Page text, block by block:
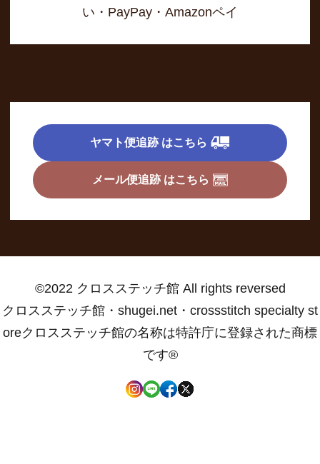
い・PayPay・Amazonペイ
ヤマト便追跡 はこちら
メール便追跡 はこちら
©2022 クロスステッチ館 All rights reversed
クロスステッチ館・shugei.net・crossstitch specialty st
oreクロスステッチ館の名称は特許庁に登録された商標
です®